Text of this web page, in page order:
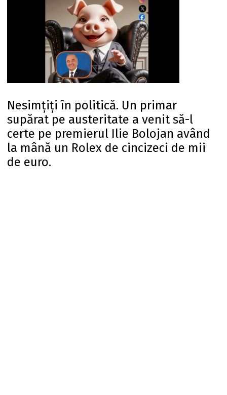
Nesimțiți în politică. Un primar
supărat pe austeritate a venit să-l
certe pe premierul Ilie Bolojan având
la mână un Rolex de cincizeci de mii
de euro.